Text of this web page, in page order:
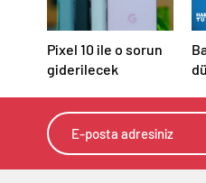
Pixel 10 ile o sorun
giderilecek